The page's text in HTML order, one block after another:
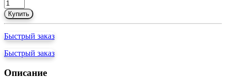
Купить
Быстрый заказ
Быстрый заказ
Описание